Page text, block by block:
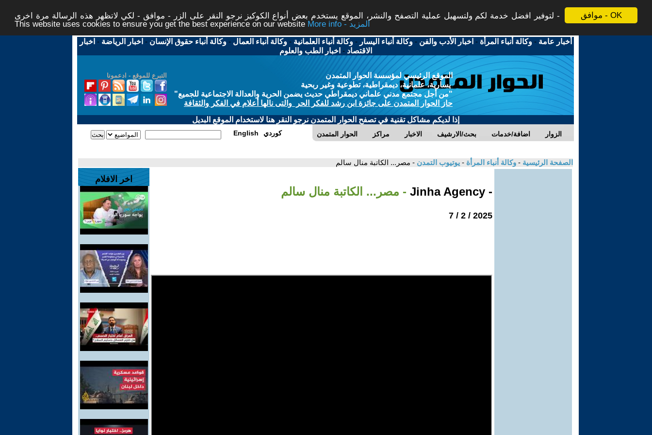
موافق - OK
لتوفير افضل خدمة لكم ولتسهيل عملية التصفح والنشر، الموقع يستخدم بعض أنواع الكوكيز نرجو النقر على الزر - موافق - لكي لاتظهر هذه الرسالة مرة اخرى -
This website uses cookies to ensure you get the best experience on our website
More info - المزيد
أخبار عامة -وكالة أنباء المرأة - اخبار الأدب والفن -وكالة أنباء اليسار -وكالة أنباء العلمانية -وكالة أنباء العمال -وكالة أنباء حقوق الإنسان - اخبار الرياضة - اخبار
الاقتصاد - اخبار الطب والعلوم
التبرع للموقع - ادعمونا
الموقع الرئيسي لمؤسسة الحوار المتمدن
يسارية، علمانية، ديمقراطية، تطوعية وغير ربحية
"من أجل مجتمع مدني علماني ديمقراطي حديث يضمن الحرية والعدالة الاجتماعية للجميع"
حاز الحوار المتمدن على جائزة ابن رشد للفكر الحر والتى نالها أعلام في الفكر والثقافة
إذا لديكم مشاكل تقنية في تصفح الحوار المتمدن نرجو النقر هنا لاستخدام الموقع البديل
الحوار المتمدن مراكز الاخبار بحث/الارشيف اضافة/خدمات الزوار English كوردي
الصفحة الرئيسية - وكالة أنباء المرأة - يوتيوب التمدن - مصر... الكاتبة منال سالم
- Jinha Agency - مصر... الكاتبة منال سالم
2025 / 2 / 7
اخر الافلام